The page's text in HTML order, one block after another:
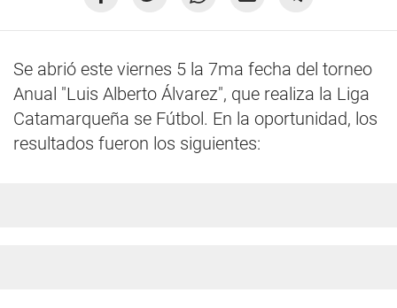
Se abrió este viernes 5 la 7ma fecha del torneo
Anual "Luis Alberto Álvarez", que realiza la Liga
Catamarqueña se Fútbol. En la oportunidad, los
resultados fueron los siguientes: